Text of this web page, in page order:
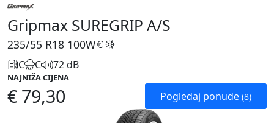
Gripmax SUREGRIP A/S
235/55 R18 100W
C C 72 dB
NAJNIŽA CIJENA
€ 79,30 Pogledaj ponude (8)